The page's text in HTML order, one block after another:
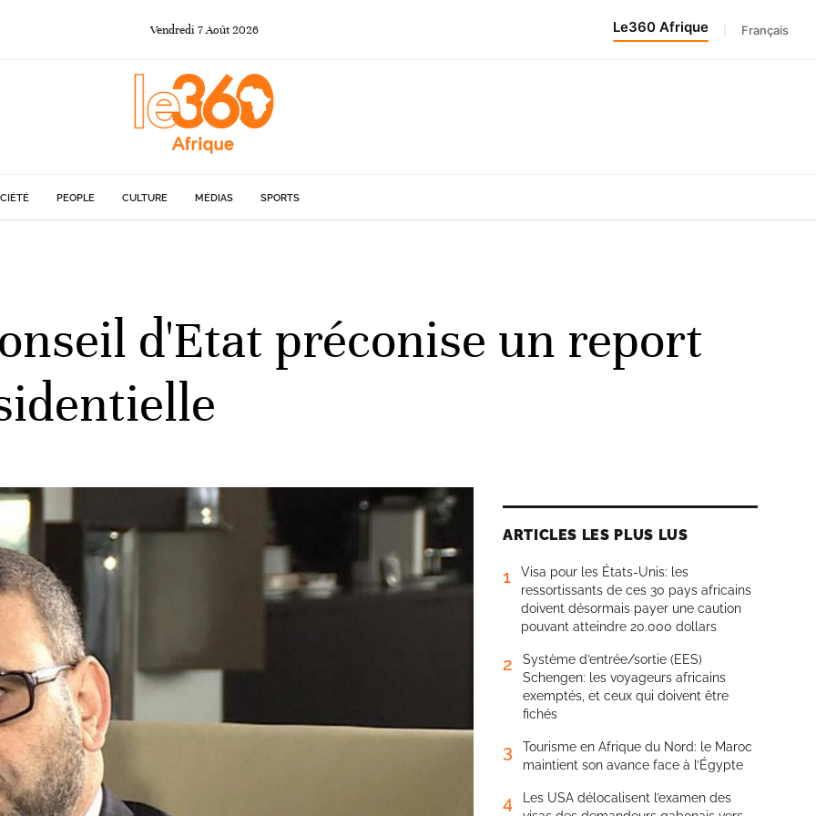
Vendredi 7Août 2026 Le360 Afrique Français
PEOPLE CULTURE MÉDIAS SPORTS
d'Etat préconise un report
ARTICLES LES PLUS LUS
1
Visa pour les États-Unis: les
ressortissants de ces 30 pays africains
doivent désormais payer une caution
pouvant atteindre 20.000 dollars
2
Système d’entrée/sortie (EES)
Schengen: les voyageurs africains
exemptés, et ceux qui doivent être
fichés
3
Tourisme en Afrique du Nord: le Maroc
maintient son avance face à l’Égypte
4
Les USA délocalisent l’examen des